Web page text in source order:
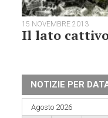
15 NOVEMBRE 2013
Il lato
NOTIZIE PER
Agosto 2026